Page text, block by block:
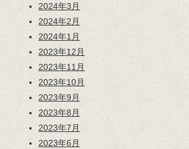
2024年3月
2024年2月
2024年1月
2023年12月
2023年11月
2023年10月
2023年9月
2023年8月
2023年7月
2023年6月